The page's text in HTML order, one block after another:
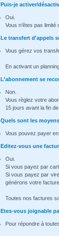
Puis-je activer/
Oui.
Vous n'êtes pas limité
Le transfert d'appels
Vous gérez vos
En activant un
L'abonnement se
Non.
Vous règlez votre
15 jours avant la fin
Quels sont les
Vous pouvez payer
Editez-vous une
Oui.
Si vous payez par
Si vous payez par
générons votre
Toutes nos factures
Etes-vous joignable
Pour répondre à